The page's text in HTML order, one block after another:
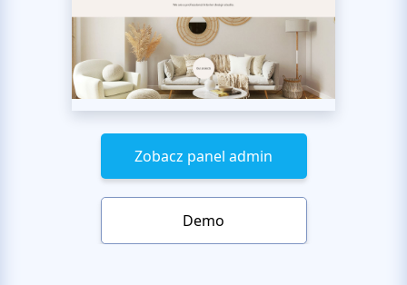
Zobacz panel admin
Demo